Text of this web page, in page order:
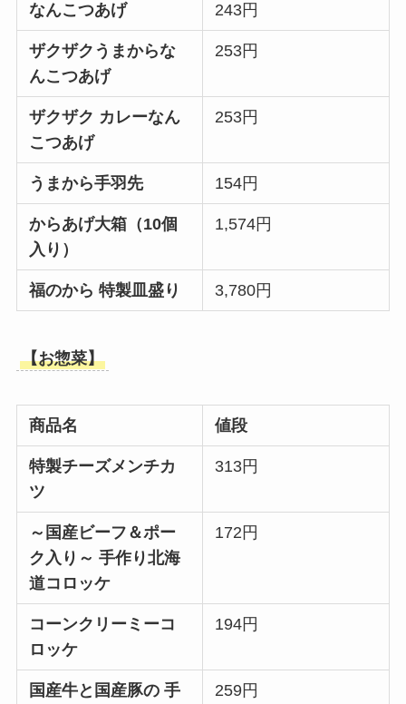
なんこつあげ 243円
ザクザクうまからな
んこつあげ
253円
ザクザク カレーなん
こつあげ
253円
うまから手羽先 154円
からあげ大箱（10個
入り）
1,574円
福のから 特製皿盛り 3,780円
【お惣菜】
商品名 値段
特製チーズメンチカ
ツ
313円
～国産ビーフ＆ポー
ク入り～ 手作り北海
道コロッケ
172円
コーンクリーミーコ
ロッケ
194円
国産牛と国産豚の 手
259円